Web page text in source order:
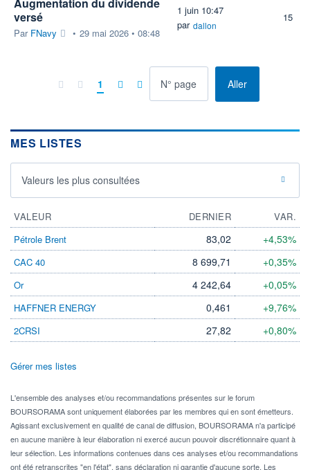
versé
Par FNavy • 29 mai 2026 • 08:48
1 juin 10:47
par dallon
15
1 Allerà la page
MES LISTES
Valeurs les plus consultées
VALEUR DERNIER
VAR.
Pétrole Brent
83,02 +4,53%
CAC 40 8 699,71 +0,35%
Or 4 242,64 +0,05%
HAFFNER ENERGY 0,461 +9,76%
2CRSI 27,82 +0,80%
Gérer mes listes
L'ensemble des analyses et/ou recommandations présentes sur le forum
BOURSORAMA sont uniquement élaborées par les membres qui en sont émetteurs.
Agissant exclusivement en qualité de canal de diffusion, BOURSORAMA n'a participé
en aucune manière à leur élaboration ni exercé aucun pouvoir discrétionnaire quant à
leur sélection. Les informations contenues dans ces analyses et/ou recommandations
ont été retranscrites "en l'état", sans déclaration ni garantie d'aucune sorte. Les